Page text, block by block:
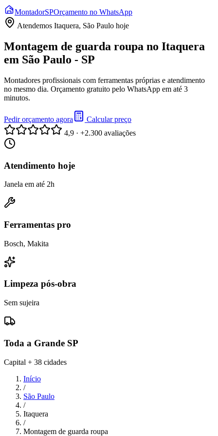
MontadorSPOrçamento no WhatsApp
Atendemos Itaquera, São Paulo hoje
Montagem de guarda roupa no Itaquera
em São Paulo - SP
Montadores profissionais com ferramentas próprias e atendimento
no mesmo dia. Orçamento gratuito pelo WhatsApp em até 3
minutos.
Pedir orçamento agora
Calcular preço
4,9 · +2.300 avaliações
Atendimento hoje
Janela em até 2h
Ferramentas pro
Bosch, Makita
Limpeza pós-obra
Sem sujeira
Toda a Grande SP
Capital + 38 cidades
Início
/
São Paulo
/
Itaquera
/
Montagem de guarda roupa